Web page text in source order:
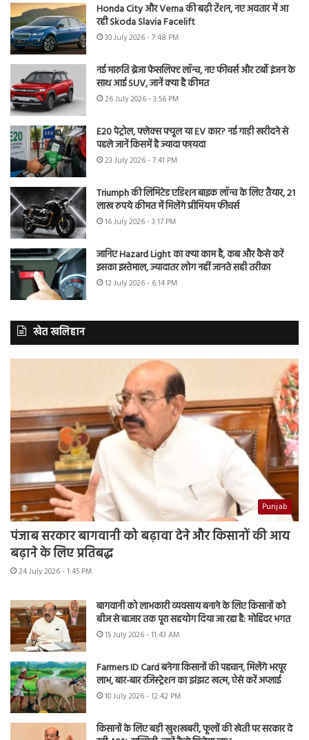
Honda City और Verna की बढ़ी टेंशन, नए अवतार में आ
रही Skoda Slavia Facelift
30 July 2026 - 7:48 PM
नई मारुति ब्रेजा फेसलिफ्ट लॉन्च, नए फीचर्स और टर्बो इंजन के
साथ आई SUV, जानें क्या है कीमत
26 July 2026 - 3:56 PM
E20 पेट्रोल, फ्लेक्स फ्यूल या EV कार? नई गाड़ी खरीदने से
पहले जानें किसमें है ज्यादा फायदा
23 July 2026 - 7:41 PM
Triumph की लिमिटेड एडिशन बाइक लॉन्च के लिए तैयार, 21
लाख रुपये कीमत में मिलेंगे प्रीमियम फीचर्स
16 July 2026 - 3:17 PM
जानिए Hazard Light का क्या काम है, कब और कैसे करें
इसका इस्तेमाल, ज्यादातर लोग नहीं जानते सही तरीका
12 July 2026 - 6:14 PM
खेत खलिहान
Punjab
पंजाब सरकार बागवानी को बढ़ावा देने और किसानों की आय
बढ़ाने के लिए प्रतिबद्ध
24 July 2026 - 1:45 PM
बागवानी को लाभकारी व्यवसाय बनाने के लिए किसानों को
बीज से बाजार तक पूरा सहयोग दिया जा रहा है: मोहिंदर भगत
15 July 2026 - 11:43 AM
Farmers ID Card बनेगा किसानों की पहचान, मिलेंगे भरपूर
लाभ, बार-बार रजिस्ट्रेशन का झंझट खत्म, ऐसे करें अप्लाई
10 July 2026 - 12:42 PM
किसानों के लिए बड़ी खुशखबरी, फूलों की खेती पर सरकार दे